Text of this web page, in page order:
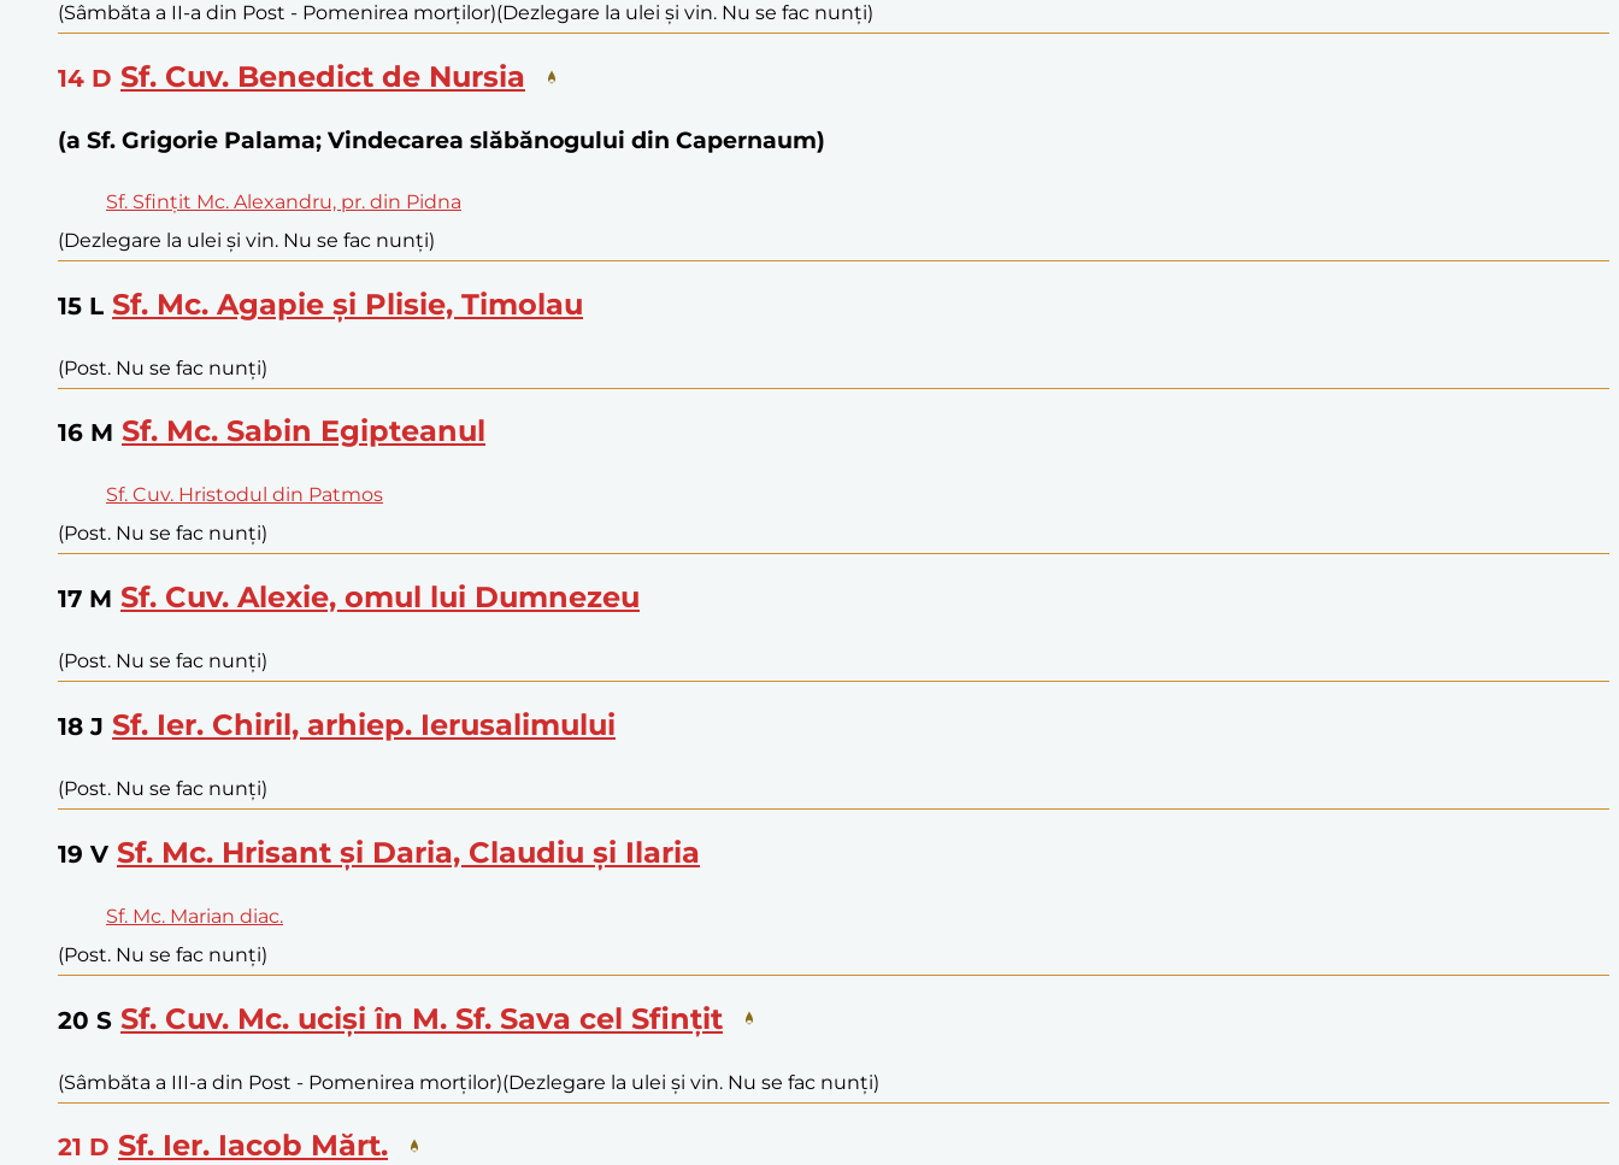
(Sâmbăta a II-a din Post - Pomenirea morților)(Dezlegare la ulei și vin. Nu se fac nunți)
14 D Sf. Cuv. Benedict de Nursia
(a Sf. Grigorie Palama; Vindecarea slăbănogului din Capernaum)
Sf. Sfințit Mc. Alexandru, pr. din Pidna
(Dezlegare la ulei și vin. Nu se fac nunți)
15 L Sf. Mc. Agapie și Plisie, Timolau
(Post. Nu se fac nunți)
16 M Sf. Mc. Sabin Egipteanul
Sf. Cuv. Hristodul din Patmos
(Post. Nu se fac nunți)
17 M Sf. Cuv. Alexie, omul lui Dumnezeu
(Post. Nu se fac nunți)
18 J Sf. Ier. Chiril, arhiep. Ierusalimului
(Post. Nu se fac nunți)
19 V Sf. Mc. Hrisant și Daria, Claudiu și Ilaria
Sf. Mc. Marian diac.
(Post. Nu se fac nunți)
20 S Sf. Cuv. Mc. uciși în M. Sf. Sava cel Sfințit
(Sâmbăta a III-a din Post - Pomenirea morților)(Dezlegare la ulei și vin. Nu se fac nunți)
21 D Sf. Ier. Iacob Mărt.